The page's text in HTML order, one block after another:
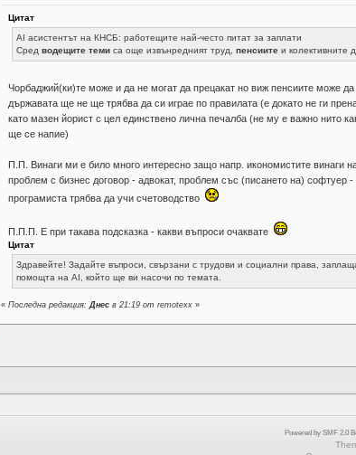
Цитат
AI асистентът на КНСБ: работещите най-често питат за заплати
Средводещите теми са още извънредният труд,пенсиите и колективните
Чорбаджий(ки)те може и да не могат да прецакат но виж пенсиите може
държавата ще не ще трябва да си играе по правилата (е докато не ги
като мазен йорист с цел единствено лична печалба (не му е важно нито
ще се напие)
П.П. Винаги ми е било много интересно защо напр. икономистите винаги
проблем с бизнес договор - адвокат, проблем със (писането на)
програмиста трябва да учи счетоводство
П.П.П. Е при такава подсказка - какви въпроси очаквате
Цитат
Здравейте! Задайте въпроси, свързани с трудови и социални права,
помощта на AI, който ще ви насочи по темата.
«Последна редакция:Днес в 21:19 от remotexx »
Powered by SMF 2.0